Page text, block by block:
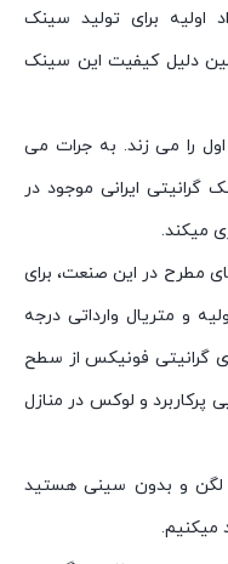
برای تولید سینک
دلیل کیفیت این سینک
را می زند. به جرات می
ایرانی موجود در
میکند.
مطرح در این صنعت، برای
و متریال وارداتی درجه
گرانیتی فونیکس از سطح
پرکاربرد و لوکس در منازل
لگن و بدون سینی هستید